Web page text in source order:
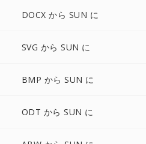
DOCX から SUN に
SVG から SUN に
BMP から SUN に
ODT から SUN に